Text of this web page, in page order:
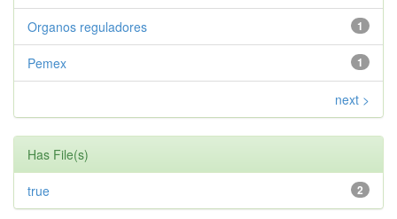
1
Organos reguladores
1
Pemex
next >
Has File(s)
2
true